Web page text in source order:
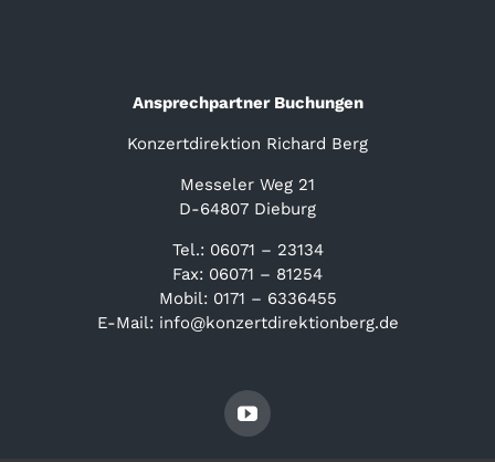
Ansprechpartner Buchungen
Konzertdirektion Richard Berg
Messeler Weg 21
D-64807 Dieburg
Tel.: 06071 – 23134
Fax: 06071 – 81254
Mobil: 0171 – 6336455
E-Mail: info@konzertdirektionberg.de